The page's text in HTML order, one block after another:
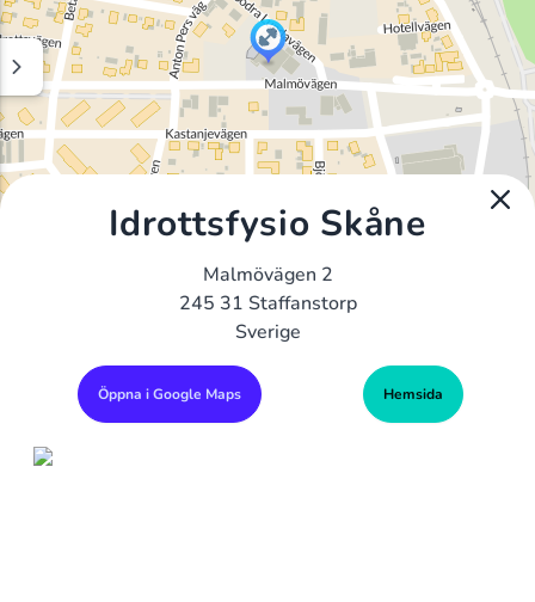
Idrottsfysio Skåne
Malmövägen 2
245 31 Staffanstorp
Sverige
Öppna i Google Maps Hemsida